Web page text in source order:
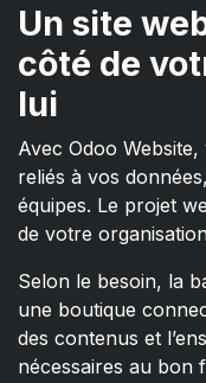
Un site
côté de
lui
Avec Odoo
reliés à vos
équipes. Le projet
de votre
Selon le besoin, la
une boutique
des contenus et
nécessaires au bon